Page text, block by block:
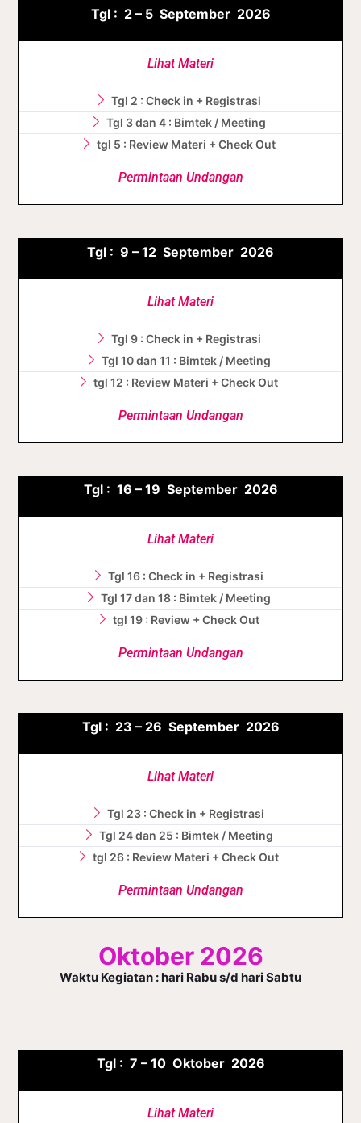
Tgl : 2 – 5 September 2026
Lihat Materi
Tgl 2 : Check in + Registrasi
Tgl 3 dan 4 : Bimtek / Meeting
tgl 5 : Review Materi + Check Out
Permintaan Undangan
Tgl : 9 – 12 September 2026
Lihat Materi
Tgl 9 : Check in + Registrasi
Tgl 10 dan 11 : Bimtek / Meeting
tgl 12 : Review Materi + Check Out
Permintaan Undangan
Tgl : 16 – 19 September 2026
Lihat Materi
Tgl 16 : Check in + Registrasi
Tgl 17 dan 18 : Bimtek / Meeting
tgl 19 : Review + Check Out
Permintaan Undangan
Tgl : 23 – 26 September 2026
Lihat Materi
Tgl 23 : Check in + Registrasi
Tgl 24 dan 25 : Bimtek / Meeting
tgl 26 : Review Materi + Check Out
Permintaan Undangan
Oktober 2026
Waktu Kegiatan : hari Rabu s/d hari Sabtu
Tgl : 7 – 10 Oktober 2026
Lihat Materi